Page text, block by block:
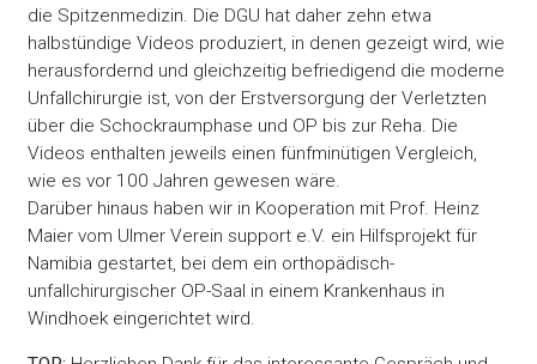
die Spitzenmedizin. Die DGU hat daher zehn etwa
halbstündige Videos produziert, in denen gezeigt wird, wie
herausfordernd und gleichzeitig befriedigend die moderne
Unfallchirurgie ist, von der Erstversorgung der Verletzten
über die Schockraumphase und OP bis zur Reha. Die
Videos enthalten jeweils einen fünfminütigen Vergleich,
wie es vor 100 Jahren gewesen wäre.
Darüber hinaus haben wir in Kooperation mit Prof. Heinz
Maier vom Ulmer Verein support e.V. ein Hilfsprojekt für
Namibia gestartet, bei dem ein orthopädisch-
unfallchirurgischer OP-Saal in einem Krankenhaus in
Windhoek eingerichtet wird.